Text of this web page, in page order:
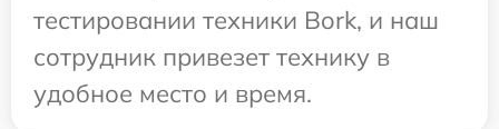
тестировании техники Bork, и наш
сотрудник привезет технику в
удобное место и время.